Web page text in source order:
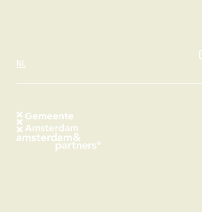
SELECTEER TAAL
NL